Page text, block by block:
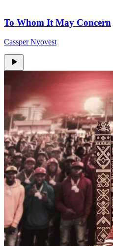
To Whom It May Concern
Cassper Nyovest